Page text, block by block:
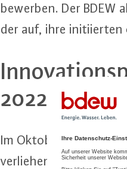
bewerben. Der
der auf, ihre in­iti­ier­ten
2022
Im Oktober 2022 wird
verliehen. BDEW